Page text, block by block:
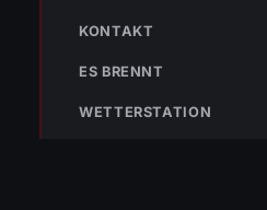
KONTAKT
ES BRENNT
WETTERSTATION